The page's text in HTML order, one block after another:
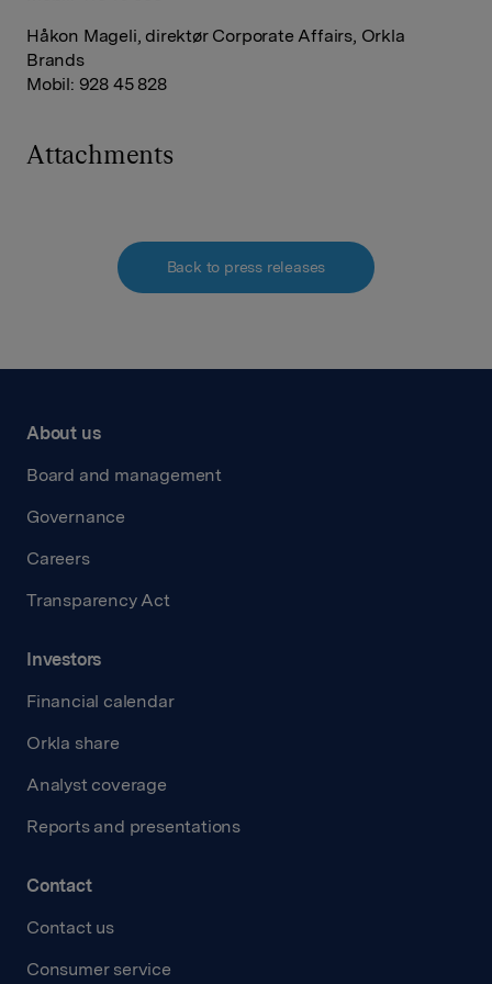
Håkon Mageli, direktør Corporate Affairs, Orkla
Brands
Mobil: 928 45 828
Attachments
Back to press releases
About us
Board and management
Governance
Careers
Transparency Act
Investors
Financial calendar
Orkla share
Analyst coverage
Reports and presentations
Contact
Contact us
Consumer service